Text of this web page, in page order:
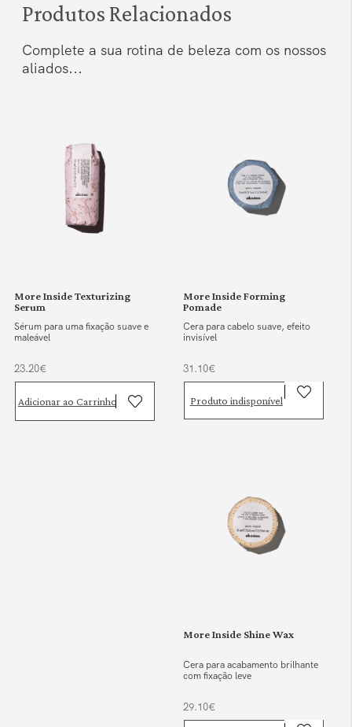
Produtos Relacionados
Complete a sua rotina de beleza com os nossos
aliados...
More Inside Texturizing
Serum
Sérum para uma fixação suave e
maleável
23.20€
Adicionar ao Carrinho
More Inside Forming
Pomade
Cera para cabelo suave, efeito
invisível
31.10€
Produto indisponível
More Inside Shine Wax
Cera para acabamento brilhante
com fixação leve
29.10€